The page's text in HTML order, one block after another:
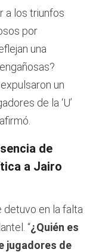
a los triunfos
por
una
un
de la ‘U’
de
a Jairo
detuvo en la falta
“¿Quién es
jugadores de